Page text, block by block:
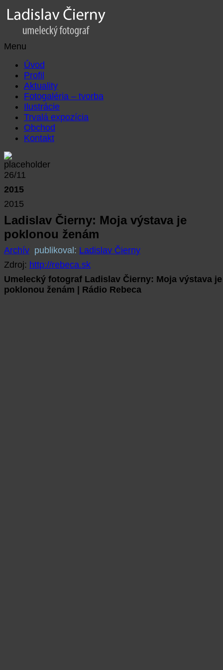
Menu
Úvod
Profil
Aktuality
Fotogaléria – tvorba
Ilustrácie
Trvalá expozícia
Obchod
Kontakt
26/11
2015
2015
Ladislav Čierny: Moja výstava je
poklonou ženám
Archív publikoval: Ladislav Čierny
Zdroj: http://rebeca.sk
Umelecký fotograf Ladislav Čierny: Moja výstava je
poklonou ženám | Rádio Rebeca